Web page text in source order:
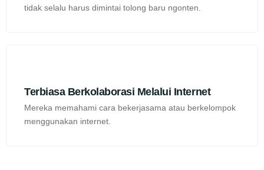
tidak selalu harus dimintai tolong baru ngonten.
Terbiasa Berkolaborasi Melalui Internet
Mereka memahami cara bekerjasama atau berkelompok
menggunakan internet.